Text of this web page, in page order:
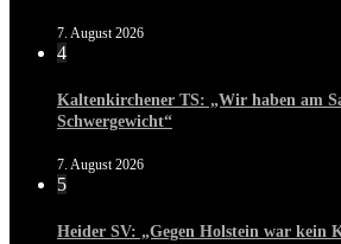
7. August 2026
4
Kaltenkirchener TS: „Wir haben am
Schwergewicht“
7. August 2026
5
Heider SV: „Gegen Holstein war kein